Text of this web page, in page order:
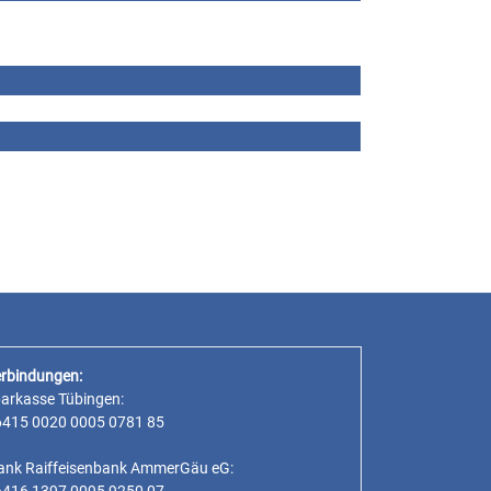
Tübingen:
0020 0005 0781 85
Raiffeisenbank AmmerGäu eG: